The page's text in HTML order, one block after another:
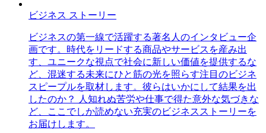
ビジネス ストーリー
ビジネスの第一線で活躍する著名人のインタビュー企
画です。時代をリードする商品やサービスを産み出
す、ユニークな視点で社会に新しい価値を提供するな
ど、混迷する未来にひと筋の光を照らす注目のビジネ
スピープルを取材します。彼らはいかにして結果を出
したのか？ 人知れぬ苦労や仕事で得た意外な気づきな
ど、ここでしか読めない充実のビジネスストーリーを
お届けします。